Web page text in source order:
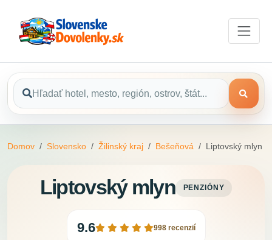
Domov Slovensko Žilinský kraj Bešeňová Liptovský mlyn
Liptovský mlyn PENZIÓNY
9.6 998 recenzií